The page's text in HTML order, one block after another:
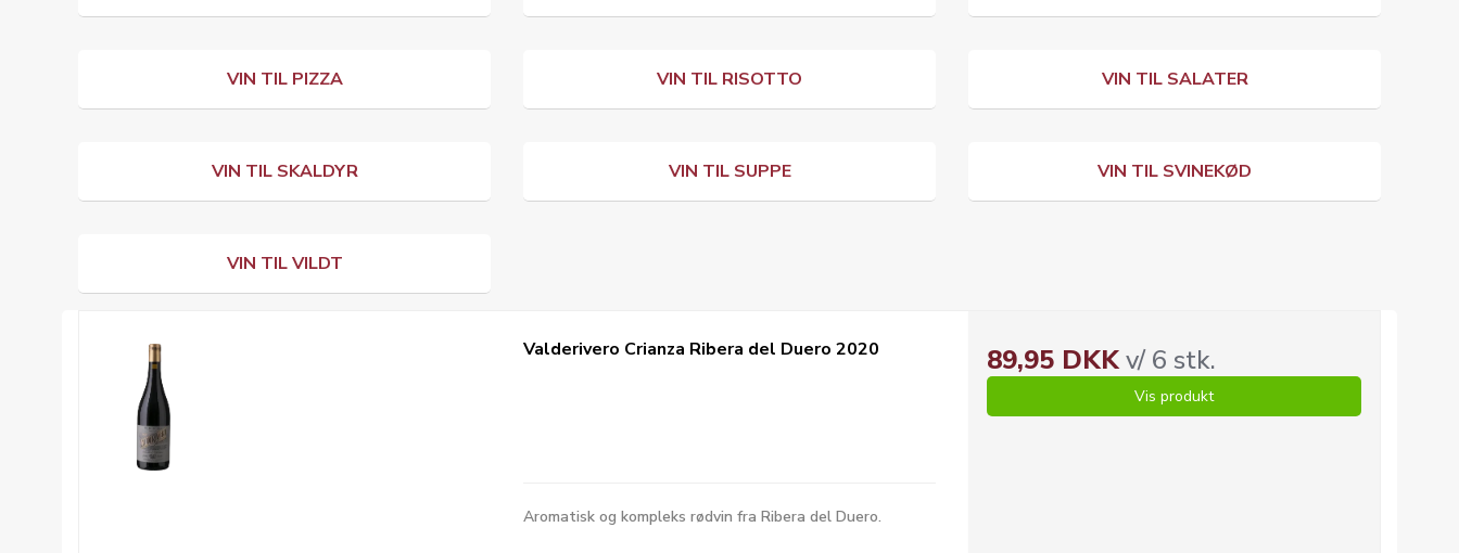
VIN TIL PIZZA VIN TIL RISOTTO VIN TIL SALATER
VIN TIL SKALDYR VIN TIL SUPPE VIN TIL SVINEKØD
VIN TIL VILDT
Valderivero Crianza Ribera del Duero 2020
Aromatisk og kompleks rødvin fra Ribera del Duero.
89,95 DKKv/ 6 stk.
Vis produkt